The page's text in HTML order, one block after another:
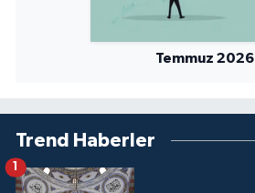
Temmuz 2026
Trend Haberler
1
Mersin Müftülüğü
Muğla Müftülüğü